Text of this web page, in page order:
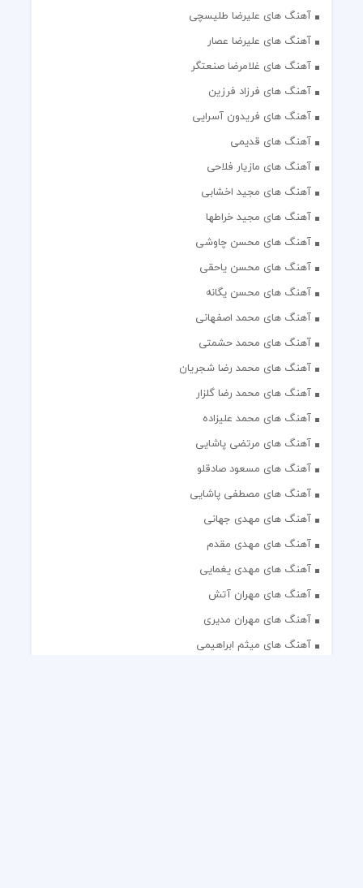
آهنگ های علیرضا طلیسچی
آهنگ های علیرضا عصار
آهنگ های غلامرضا صنعتگر
آهنگ های فرزاد فرزین
آهنگ های فریدون آسرایی
آهنگ های قدیمی
آهنگ های مازیار فلاحی
آهنگ های مجید اخشابی
آهنگ های مجید خراطها
آهنگ های محسن چاوشی
آهنگ های محسن یاحقی
آهنگ های محسن یگانه
آهنگ های محمد اصفهانی
آهنگ های محمد حشمتی
آهنگ های محمد رضا شجریان
آهنگ های محمد رضا گلزار
آهنگ های محمد علیزاده
آهنگ های مرتضی پاشایی
آهنگ های مسعود صادقلو
آهنگ های مصطفی پاشایی
آهنگ های مهدی جهانی
آهنگ های مهدی مقدم
آهنگ های مهدی یغمایی
آهنگ های مهران آتش
آهنگ های مهران مدیری
آهنگ های میثم ابراهیمی